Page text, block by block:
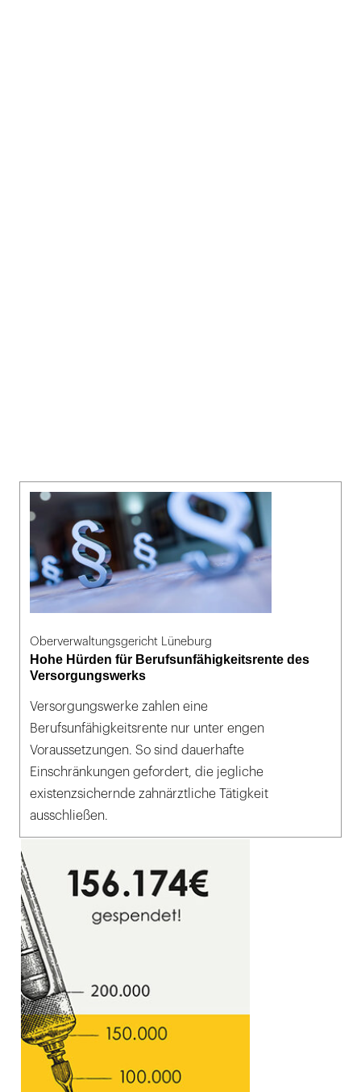
Oberverwaltungsgericht Lüneburg
Hohe Hürden für Berufsunfähigkeitsrente des
Versorgungswerks
Versorgungswerke zahlen eine
Berufsunfähigkeitsrente nur unter engen
Voraussetzungen. So sind dauerhafte
Einschränkungen gefordert, die jegliche
existenzsichernde zahnärztliche Tätigkeit
ausschließen.